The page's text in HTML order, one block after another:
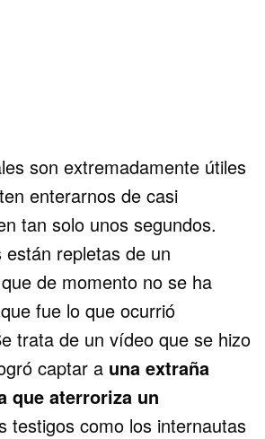
son extremadamente útiles
enterarnos de casi
tan solo unos segundos.
repletas de un
de momento no se ha
fue lo que ocurrió
trata de un vídeo que se hizo
captar a una extraña
que aterroriza un
testigos como los internautas